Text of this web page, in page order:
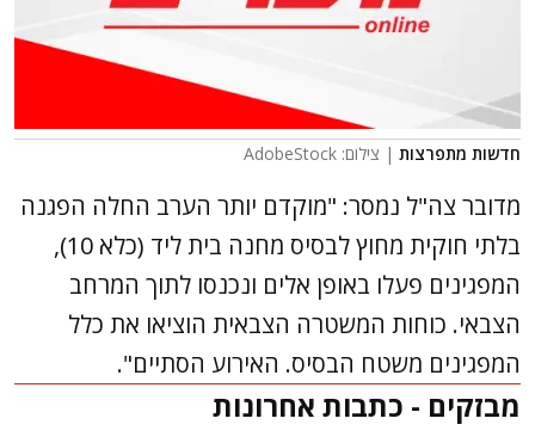
חדשות מתפרצות | צילום: AdobeStock
מדובר צה"ל נמסר: "מוקדם יותר הערב החלה הפגנה
בלתי חוקית מחוץ לבסיס מחנה בית ליד (כלא 10),
המפגינים פעלו באופן אלים ונכנסו לתוך המרחב
הצבאי. כוחות המשטרה הצבאית הוציאו את כלל
המפגינים משטח הבסיס. האירוע הסתיים".
מבזקים - כתבות אחרונות